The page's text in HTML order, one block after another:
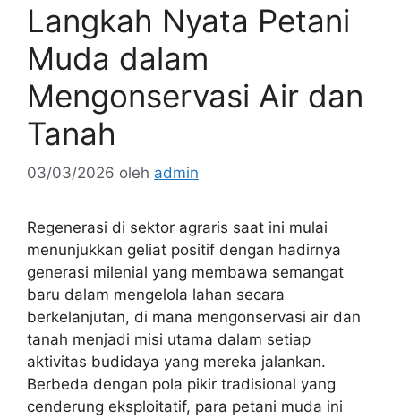
Langkah Nyata Petani
Muda dalam
Mengonservasi Air dan
Tanah
03/03/2026 oleh admin
Regenerasi di sektor agraris saat ini mulai
menunjukkan geliat positif dengan hadirnya
generasi milenial yang membawa semangat
baru dalam mengelola lahan secara
berkelanjutan, di mana mengonservasi air dan
tanah menjadi misi utama dalam setiap
aktivitas budidaya yang mereka jalankan.
Berbeda dengan pola pikir tradisional yang
cenderung eksploitatif, para petani muda ini